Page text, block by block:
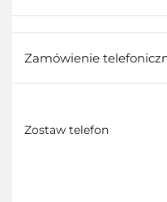
Zamówienie
Zostaw telefon